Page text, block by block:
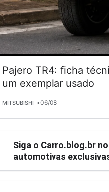
Pajero TR4: ficha
um exemplar usado
MITSUBISHI •06/08
Siga o Carro.blog.br
automotivas